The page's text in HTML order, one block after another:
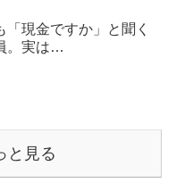
「現金ですか」と聞く
。実は…
と見る